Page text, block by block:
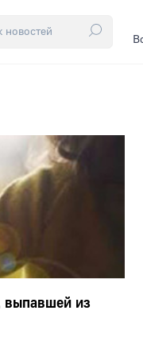
выпавшей из